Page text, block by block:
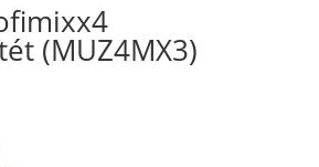
(MUZ4MX3)